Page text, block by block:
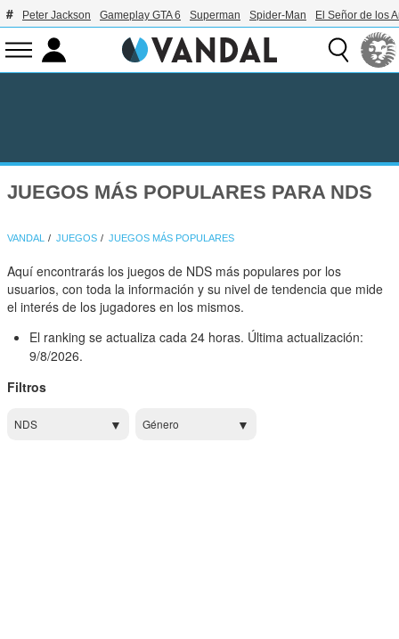
Peter Jackson Gameplay GTA 6 Superman Spider-Man El Señor de los
JUEGOS MÁS POPULARES PARA NDS
VANDAL JUEGOS JUEGOS MÁS POPULARES
Aquí encontrarás los juegos de NDS más populares por los
usuarios, con toda la información y su nivel de tendencia que mide
el interés de los jugadores en los mismos.
El ranking se actualiza cada 24 horas. Última actualización:
9/8/2026.
Filtros
NDS Género